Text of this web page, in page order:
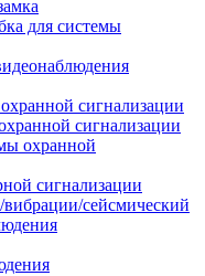
для системы
сигнализации
сигнализации
охранной
сигнализации
вибрации/сейсмический